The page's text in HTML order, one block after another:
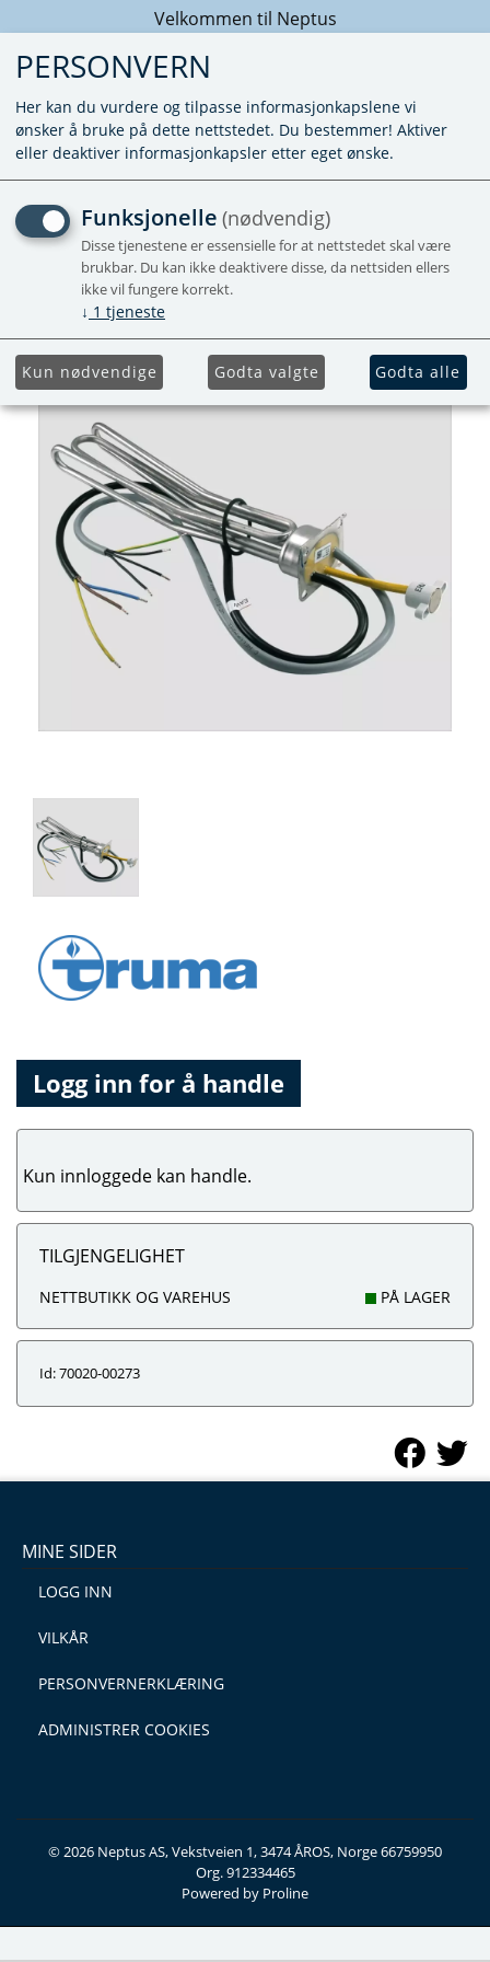
Velkommen til Neptus
VARMEELEMENT 1300W
KOMPLETT TIL BOILER
Logg inn for å handle
Kun innloggede kan handle.
TILGJENGELIGHET
NETTBUTIKK OG VAREHUS PÅ LAGER
Id: 70020-00273
MINE SIDER
LOGG INN
VILKÅR
PERSONVERNERKLÆRING
ADMINISTRER COOKIES
© 2026 Neptus AS, Vekstveien 1, 3474 ÅROS, Norge 66759950
Org. 912334465
Powered by Proline
PERSONVERN
Her kan du vurdere og tilpasse informasjonkapslene vi
ønsker å bruke på dette nettstedet. Du bestemmer! Aktiver
eller deaktiver informasjonkapsler etter eget ønske.
Funksjonelle (nødvendig)
Disse tjenestene er essensielle for at nettstedet skal være
brukbar. Du kan ikke deaktivere disse, da nettsiden ellers
ikke vil fungere korrekt.
↓ 1 tjeneste
Kun nødvendige Godta valgte Godta alle